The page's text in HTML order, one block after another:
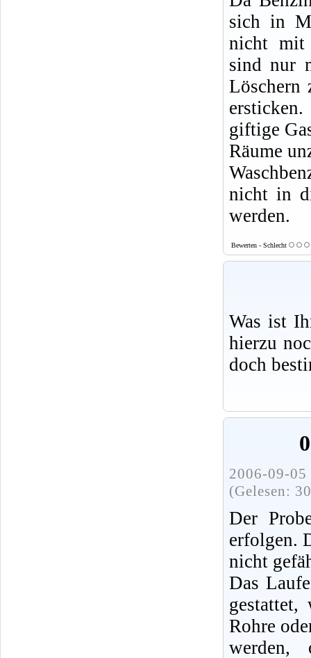
sich in
nicht mit
sind nur
Löschern
giftige
Räume
nicht in
werden.
Bewerten - Schlecht
Was ist
hierzu
doch
2006-09-
(Gelesen:
Der
erfolgen.
nicht
Das
gestattet,
Rohre
werden,